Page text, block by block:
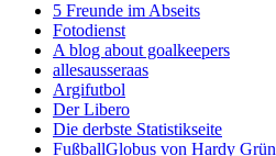
5 Freunde im Abseits
Fotodienst
A blog about goalkeepers
allesausseraas
Argifutbol
Der Libero
Die derbste Statistikseite
FußballGlobus von Hardy